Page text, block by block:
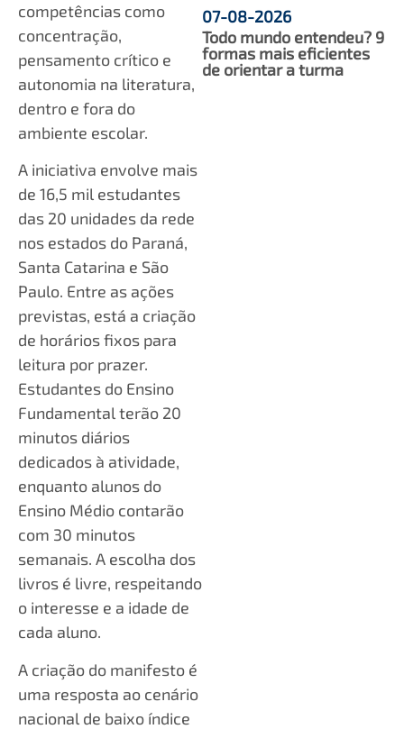
competências como
concentração,
pensamento crítico e
autonomia na literatura,
dentro e fora do
ambiente escolar.
A iniciativa envolve mais
de 16,5 mil estudantes
das 20 unidades da rede
nos estados do Paraná,
Santa Catarina e São
Paulo. Entre as ações
previstas, está a criação
de horários fixos para
leitura por prazer.
Estudantes do Ensino
Fundamental terão 20
minutos diários
dedicados à atividade,
enquanto alunos do
Ensino Médio contarão
com 30 minutos
semanais. A escolha dos
livros é livre, respeitando
o interesse e a idade de
cada aluno.
A criação do manifesto é
uma resposta ao cenário
nacional de baixo índice
07-08-2026
Todo mundo entendeu? 9
formas mais eficientes
de orientar a turma